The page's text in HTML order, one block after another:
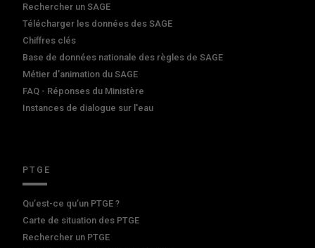
Rechercher un SAGE
Télécharger les données des SAGE
Chiffres clés
Base de données nationale des règles de SAGE
Métier d'animation du SAGE
FAQ - Réponses du Ministère
Instances de dialogue sur l'eau
PTGE
Qu’est-ce qu’un PTGE ?
Carte de situation des PTGE
Rechercher un PTGE